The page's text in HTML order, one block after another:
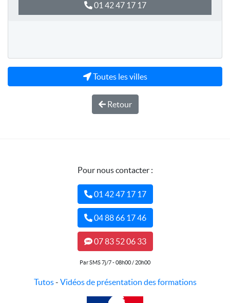
01 42 47 17 17
Toutes les villes
Retour
Pour nous contacter :
01 42 47 17 17
04 88 66 17 46
07 83 52 06 33
Par SMS 7j/7 - 08h00 / 20h00
Tutos- Vidéos de présentation des formations